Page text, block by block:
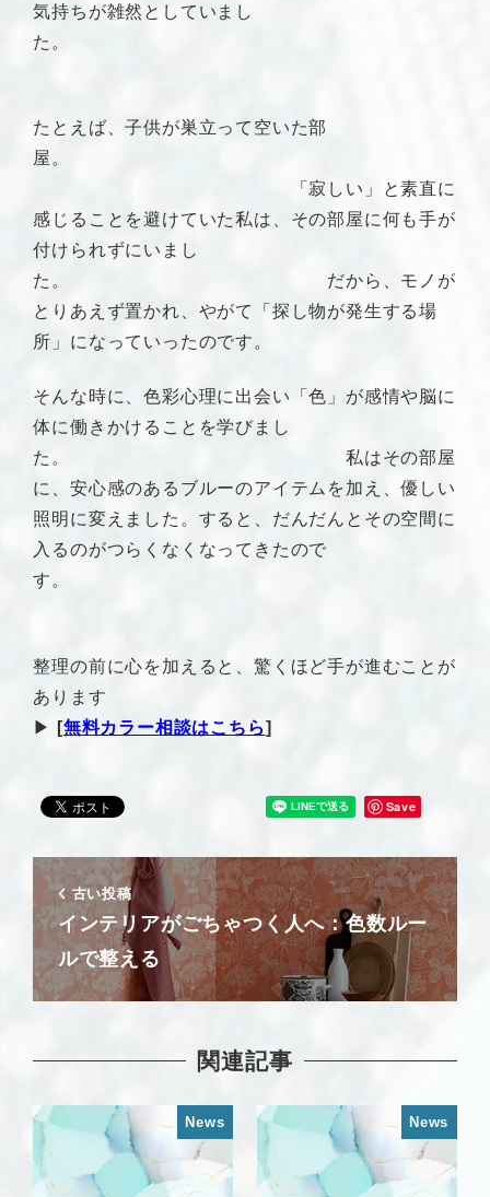
気持ちが雑然としていまし
た。
たとえば、子供が巣立って空いた部
屋。
「寂しい」と素直に
感じることを避けていた私は、その部屋に何も手が
付けられずにいまし
た。 だから、モノが
とりあえず置かれ、やがて「探し物が発生する場
所」になっていったのです。
そんな時に、色彩心理に出会い「色」が感情や脳に
体に働きかけることを学びまし
た。 私はその部屋
に、安心感のあるブルーのアイテムを加え、優しい
照明に変えました。すると、だんだんとその空間に
入るのがつらくなくなってきたので
す。
整理の前に心を加えると、驚くほど手が進むことが
あります
▶︎
[無料カラー相談はこちら]
Save
古い投稿
インテリアがごちゃつく人へ：色数ルー
ルで整える
関連記事
News News